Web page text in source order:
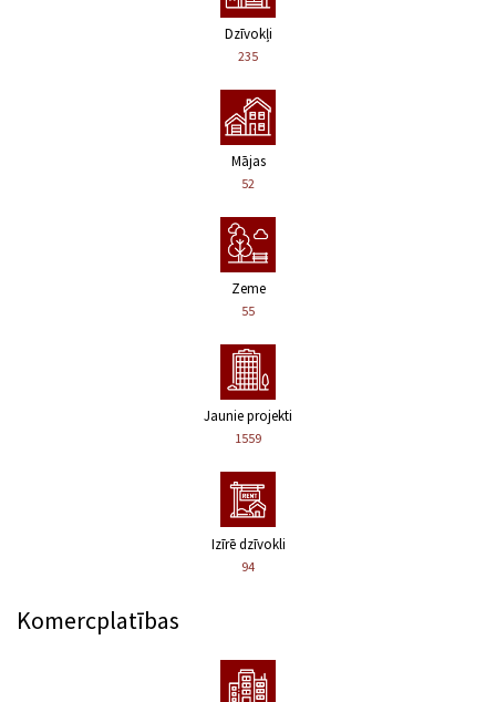
Dzīvokļi
235
Mājas
52
Zeme
55
Jaunie projekti
1559
Izīrē dzīvokli
94
Komercplatības